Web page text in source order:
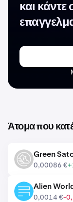
και
Άτομα που
GST Green
0,00086 €
TLM Alien
0,0014 €-